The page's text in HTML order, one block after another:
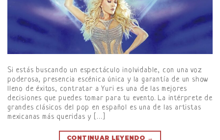
Si estás buscando un espectáculo inolvidable, con una voz
poderosa, presencia escénica única y la garantía de un show
lleno de éxitos, contratar a Yuri es una de las mejores
decisiones que puedes tomar para tu evento. La intérprete de
grandes clásicos del pop en español es una de las artistas
mexicanas más queridas y […]
CONTINUAR LEYENDO →